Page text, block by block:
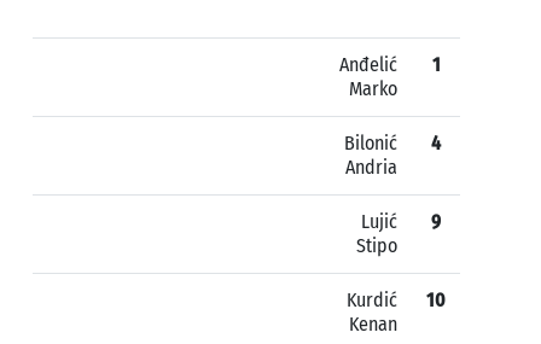
Anđelić
Marko
1
Bilonić
Andria
4
Lujić
Stipo
9
Kurdić
Kenan
10